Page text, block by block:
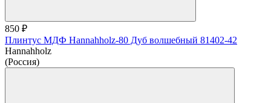
850 ₽
Плинтус МДФ Hannahholz-80 Дуб волшебный 81402-42
Hannahholz
(Россия)